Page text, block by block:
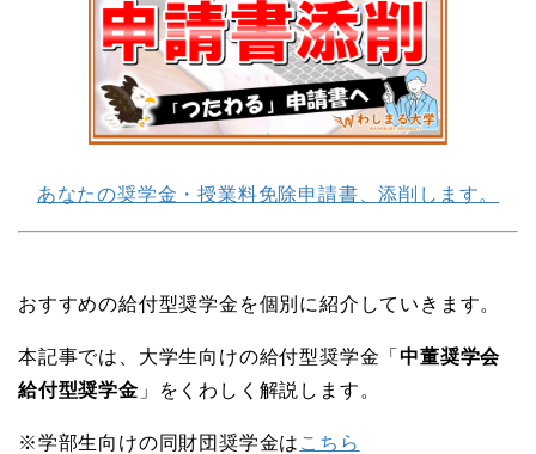
あなたの奨学金・授業料免除申請書、添削します。
おすすめの給付型奨学金を個別に紹介していきます。
本記事では、大学生向けの給付型奨学金「中董奨学会
給付型奨学金 」をくわしく解説します。
※学部生向けの同財団奨学金は こちら